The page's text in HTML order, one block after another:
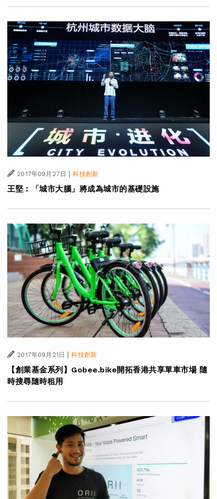
2017年09月27日 | 科技創新
王堅︰「城市大腦」將成為城市的基礎設施
2017年09月21日 | 科技創新
【創業基金系列】Gobee.bike開拓香港共享單車市場 隨
時搜尋隨時租用